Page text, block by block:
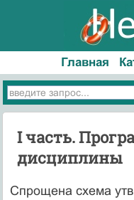
Главная
I часть.
дисциплины
Спрощена схема